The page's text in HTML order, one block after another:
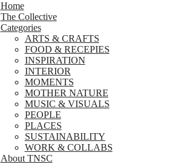
Home
The Collective
Categories
ARTS & CRAFTS
FOOD & RECEPIES
INSPIRATION
INTERIOR
MOMENTS
MOTHER NATURE
MUSIC & VISUALS
PEOPLE
PLACES
SUSTAINABILITY
WORK & COLLABS
About TNSC